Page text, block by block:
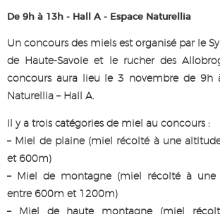
De 9h à 13h - Hall A - Espace Naturellia
Un concours des miels est organisé par le
de Haute-Savoie et le rucher des
concours aura lieu le 3 novembre de 9h
Naturellia – Hall A.
Il y a trois catégories de miel au concours :
– Miel de plaine (miel récolté à une
et 600m)
– Miel de montagne (miel récolté à une
entre 600m et 1200m)
– Miel de haute montagne (miel